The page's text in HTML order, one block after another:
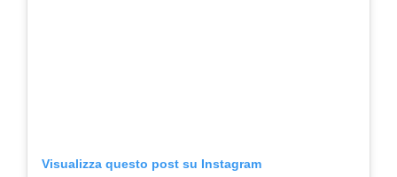
Visualizza questo post su Instagram